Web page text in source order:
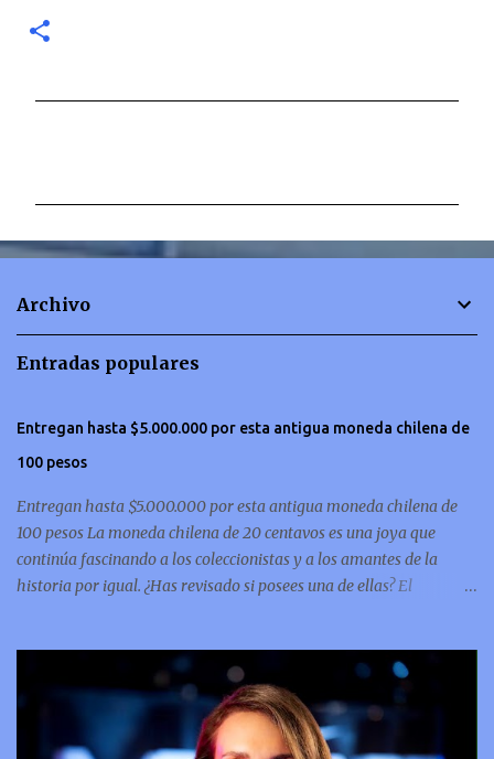
m
n
Archivo
Entradas populares
Entregan hasta $5.000.000 por esta antigua moneda chilena de
100 pesos
Entregan hasta $5.000.000 por esta antigua moneda chilena de
100 pesos La moneda chilena de 20 centavos es una joya que
continúa fascinando a los coleccionistas y a los amantes de la
historia por igual. ¿Has revisado si posees una de ellas? El
ha convertido en una de las más buscadas por cazadores de
tesoros de todo el mundo. Esta pieza, debido a su rareza y la
demanda en el mercado numismático, ha alcanzado un valor
sorprendente de hasta $5,000,000. Esta moneda es parte del